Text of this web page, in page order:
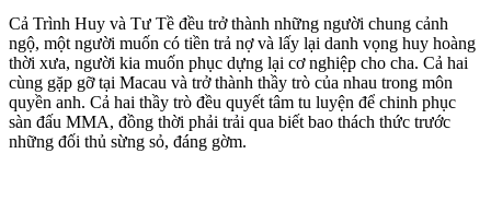
Cả Trình Huy và Tư Tề đều trở thành những người chung cảnh
ngộ, một người muốn có tiền trả nợ và lấy lại danh vọng huy hoàng
thời xưa, người kia muốn phục dựng lại cơ nghiệp cho cha. Cả hai
cùng gặp gỡ tại Macau và trở thành thầy trò của nhau trong môn
quyền anh. Cả hai thầy trò đều quyết tâm tu luyện để chinh phục
sàn đấu MMA, đồng thời phải trải qua biết bao thách thức trước
những đối thủ sừng sỏ, đáng gờm.